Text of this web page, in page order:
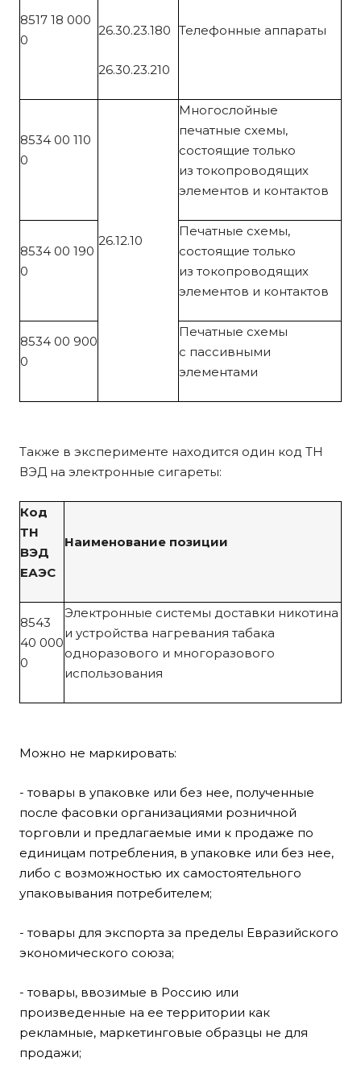
8517 18 000
0
26.30.23.180
26.30.23.210
Телефонные аппараты
8534 00 110
0
26.12.10
Многослойные
печатные схемы,
состоящие только
из токопроводящих
элементов и контактов
8534 00 190
0
Печатные схемы,
состоящие только
из токопроводящих
элементов и контактов
8534 00 900
0
Печатные схемы
с пассивными
элементами
Также в эксперименте находится один код ТН
ВЭД на электронные сигареты:
Код
ТН
ВЭД
ЕАЭС
Наименование позиции
8543
40 000
0
Электронные системы доставки никотина
и устройства нагревания табака
одноразового и многоразового
использования
Можно не маркировать:
- товары в упаковке или без нее, полученные
после фасовки организациями розничной
торговли и предлагаемые ими к продаже по
единицам потребления, в упаковке или без нее,
либо с возможностью их самостоятельного
упаковывания потребителем;
- товары для экспорта за пределы Евразийского
экономического союза;
- товары, ввозимые в Россию или
произведенные на ее территории как
рекламные, маркетинговые образцы не для
продажи;